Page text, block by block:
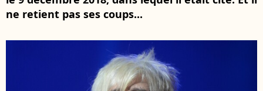
ne retient pas ses coups...